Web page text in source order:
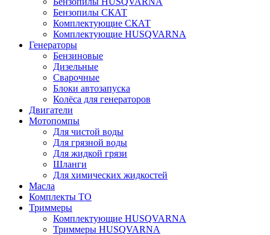
Бензопилы СКАТ
Комплектующие СКАТ
Комплектующие HUSQVARNA
Генераторы
Бензиновые
Дизельные
Сварочные
Блоки автозапуска
Колёса для генераторов
Двигатели
Мотопомпы
Для чистой воды
Для грязной воды
Для жидкой грязи
Шланги
Для химических жидкостей
Масла
Комплекты ТО
Триммеры
Комплектующие HUSQVARNA
Триммеры HUSQVARNA